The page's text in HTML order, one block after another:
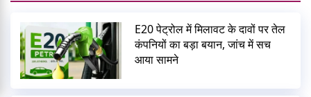
E20 पेट्रोल में मिलावट के दावों पर तेल
कंपनियों का बड़ा बयान, जांच में सच
आया सामने